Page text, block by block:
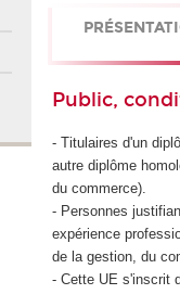
Public,
- Titulaires d'un
autre diplôme
du commerce).
- Personnes
expérience
de la gestion, du
- Cette UE s'inscrit